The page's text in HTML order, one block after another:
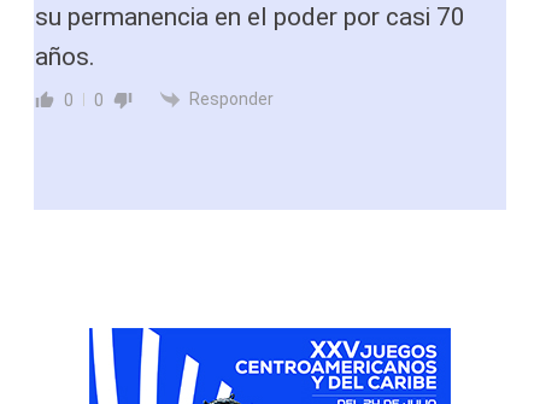
su permanencia en el poder por casi 70
años.
0 0 Responder